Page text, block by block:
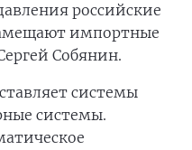
российские
импортные
Собянин.
системы
системы.